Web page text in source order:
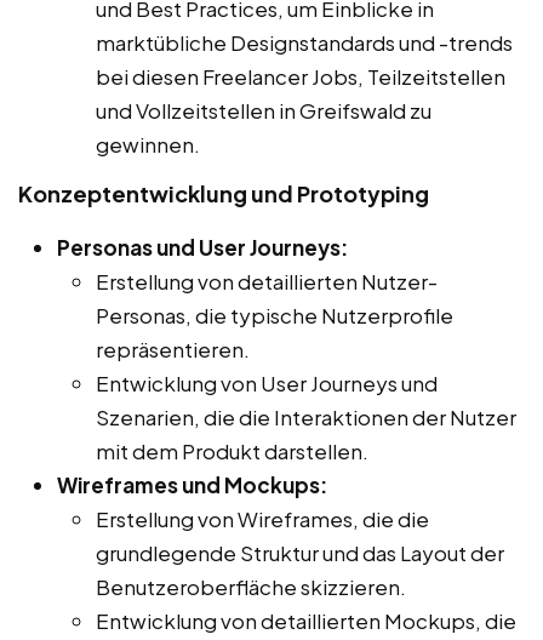
und Best Practices, um Einblicke in
marktübliche Designstandards und -trends
bei diesen Freelancer Jobs, Teilzeitstellen
und Vollzeitstellen in Greifswald zu
gewinnen.
Konzeptentwicklung und Prototyping
Personas und User Journeys:
Erstellung von detaillierten Nutzer-
Personas, die typische Nutzerprofile
repräsentieren.
Entwicklung von User Journeys und
Szenarien, die die Interaktionen der Nutzer
mit dem Produkt darstellen.
Wireframes und Mockups:
Erstellung von Wireframes, die die
grundlegende Struktur und das Layout der
Benutzeroberfläche skizzieren.
Entwicklung von detaillierten Mockups, die